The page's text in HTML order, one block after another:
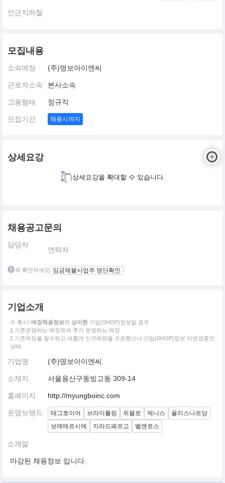
인근지하철
모집내용
소속매장 (주)명보아이엔씨
근로자소속 본사소속
고용형태 정규직
모집기간 채용시까지
상세요강
상세요강을 확대할 수 있습니다.
채용공고문의
담당자
연락처
꼭 확인하세요 임금체불사업주 명단확인
기업소개
※ 혹시! 매장채용정보와 상이한 기업(SHOP)정보일 경우
1.기존운영하는 매장외에 추가 운영하는 매장
2.기존매장을 철수하고 새롭게 신규매장을 오픈했으나 기업(SHOP)정보 미변경중인
상태
기업명 (주)명보아이엔씨
소재지 서울용산구동빙고동 309-14
홈페이지 http://myungboinc.com
운영브랜드 태그호이어 브라이틀링 위블로 제니스
율리스나르당
보메메르시에
지라드페르고 벨앤로스
소개말
마감된 채용정보 입니다.